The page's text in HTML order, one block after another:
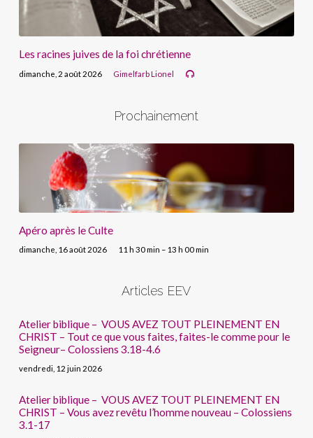
Les racines juives de la foi chrétienne
dimanche, 2 août 2026 Gimelfarb Lionel
Prochainement
Apéro après le Culte
dimanche, 16 août 2026 11 h 30 min – 13 h 00 min
Articles EEV
Atelier biblique – VOUS AVEZ TOUT PLEINEMENT EN
CHRIST – Tout ce que vous faites, faites-le comme pour le
Seigneur– Colossiens 3.18-4.6
vendredi, 12 juin 2026
Atelier biblique – VOUS AVEZ TOUT PLEINEMENT EN
CHRIST – Vous avez revêtu l’homme nouveau – Colossiens
3.1-17